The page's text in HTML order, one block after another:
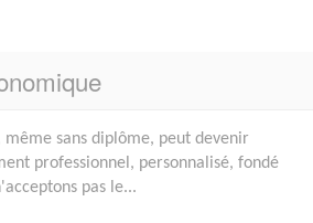
sans diplôme, peut devenir
professionnel, personnalisé, fondé
pas le...